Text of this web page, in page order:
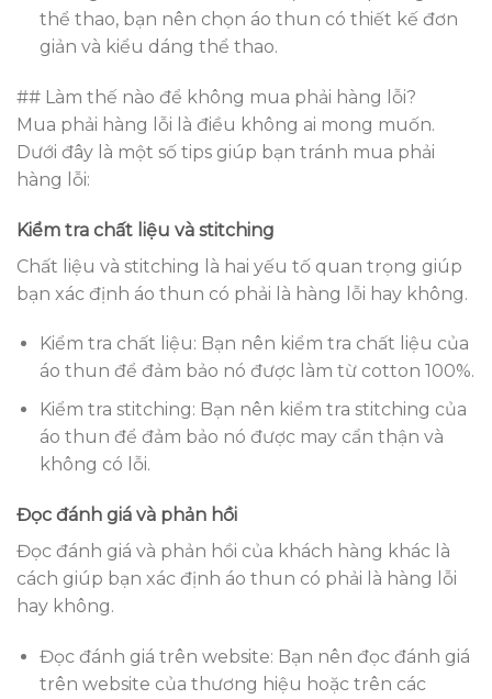
thể thao, bạn nên chọn áo thun có thiết kế đơn
giản và kiểu dáng thể thao.
## Làm thế nào để không mua phải hàng lỗi?
Mua phải hàng lỗi là điều không ai mong muốn.
Dưới đây là một số tips giúp bạn tránh mua phải
hàng lỗi:
Kiểm tra chất liệu và stitching
Chất liệu và stitching là hai yếu tố quan trọng giúp
bạn xác định áo thun có phải là hàng lỗi hay không.
Kiểm tra chất liệu: Bạn nên kiểm tra chất liệu của
áo thun để đảm bảo nó được làm từ cotton 100%.
Kiểm tra stitching: Bạn nên kiểm tra stitching của
áo thun để đảm bảo nó được may cẩn thận và
không có lỗi.
Đọc đánh giá và phản hồi
Đọc đánh giá và phản hồi của khách hàng khác là
cách giúp bạn xác định áo thun có phải là hàng lỗi
hay không.
Đọc đánh giá trên website: Bạn nên đọc đánh giá
trên website của thương hiệu hoặc trên các